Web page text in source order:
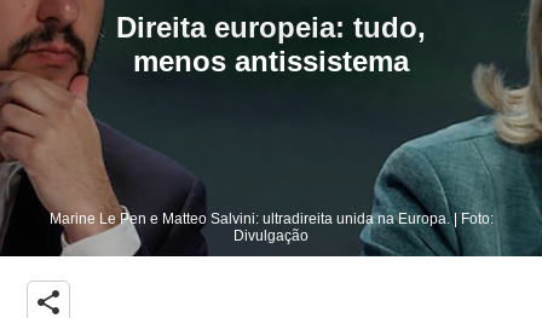
Direita europeia: tudo,
menos antissistema
Marine Le Pen e Matteo Salvini: ultradireita unida na Europa. | Foto:
Divulgação
share